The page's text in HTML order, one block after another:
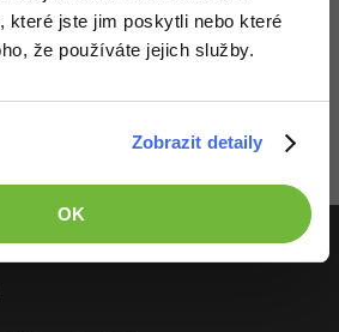
které jste jim poskytli nebo které
že používáte jejich služby.
Zobrazit detaily
OK
silách, aby byly zdejší diskuze co
byla označena moderátorem jako
můžete samozřejmě stále oslovit